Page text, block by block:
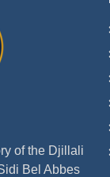
of the Djillali
Bel Abbes